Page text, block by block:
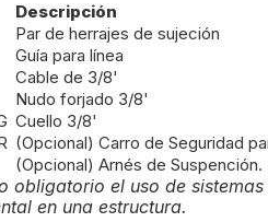
Descripción
Par de herrajes de sujeción
Guía para línea
Cable de 3/8'
Nudo forjado 3/8'
Cuello 3/8'
(Opcional) Carro de Seguridad
(Opcional) Arnés de Suspención.
obligatorio el uso de sistemas
en una estructura.